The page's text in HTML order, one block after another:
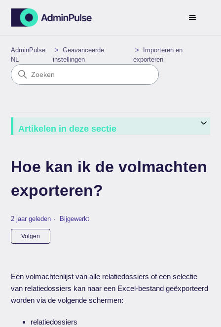
AdminPulse
NL
Geavanceerde
instellingen
Importeren en
exporteren
Artikelen in deze sectie
Hoe kan ik de volmachten
exporteren?
2 jaar geleden Bijgewerkt
Volgen
Een volmachtenlijst van alle relatiedossiers of een selectie
van relatiedossiers kan naar een Excel-bestand geëxporteerd
worden via de volgende schermen:
relatiedossiers